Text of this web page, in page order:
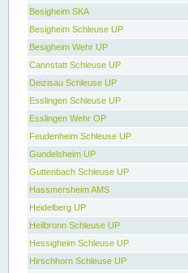
Besigheim SKA
Besigheim Schleuse UP
Besigheim Wehr UP
Cannstatt Schleuse UP
Deizisau Schleuse UP
Esslingen Schleuse UP
Esslingen Wehr OP
Feudenheim Schleuse UP
Gundelsheim UP
Guttenbach Schleuse UP
Hassmersheim AMS
Heidelberg UP
Heilbronn Schleuse UP
Hessigheim Schleuse UP
Hirschhorn Schleuse UP